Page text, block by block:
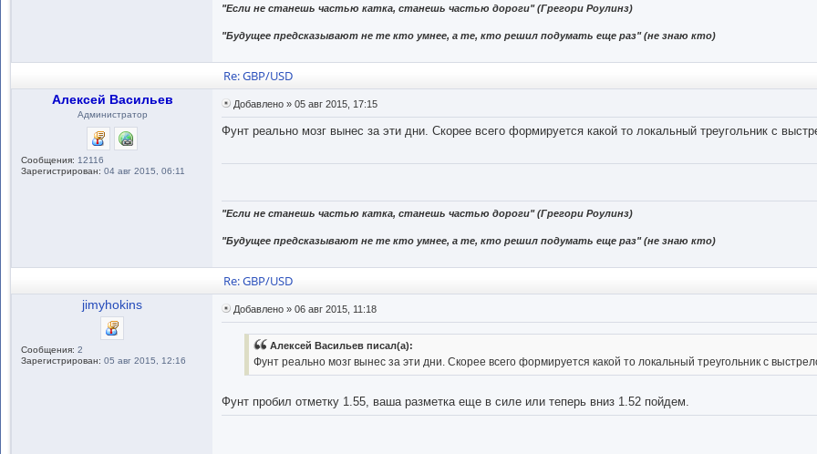
"Если не станешь частью катка, станешь частью дороги" (Грегори Роулинз)
"Будущее предсказывают не те кто умнее, а те, кто решил подумать еще раз" (не знаю кто)
Re: GBP/USD
Алексей Васильев
Администратор
Сообщения: 12116
Зарегистрирован: 04 авг 2015, 06:11
Добавлено » 05 авг 2015, 17:15
Фунт реально мозг вынес за эти дни. Скорее всего формируется какой то локальный треугольник с
"Если не станешь частью катка, станешь частью дороги" (Грегори Роулинз)
"Будущее предсказывают не те кто умнее, а те, кто решил подумать еще раз" (не знаю кто)
Re: GBP/USD
jimyhokins
Сообщения: 2
Зарегистрирован: 05 авг 2015, 12:16
Добавлено » 06 авг 2015, 11:18
Алексей Васильев писал(а):
Фунт реально мозг вынес за эти дни. Скорее всего формируется какой то локальный треугольник с
Фунт пробил отметку 1.55, ваша разметка еще в силе или теперь вниз 1.52 пойдем.